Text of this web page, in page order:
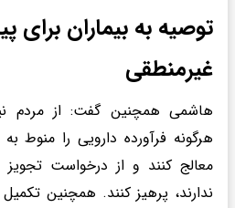
توصیه‌ به بیماران
غیرمنطقی
هاشمی همچنین گفت: از مردم
هرگونه فرآورده دارویی را
معالج کنند و از درخواست تجویز
ندارند، پرهیز کنند. همچنین